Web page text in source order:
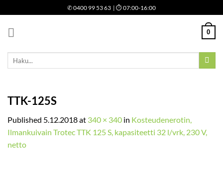
to
content
✆0400 99 53 63 | ⏱ 07:00-16:00
0
Etsi:
TTK-125S
Published 5.12.2018at 340 × 340 in Kosteudenerotin,
Ilmankuivain Trotec TTK 125 S, kapasiteetti 32 l/vrk, 230 V,
netto